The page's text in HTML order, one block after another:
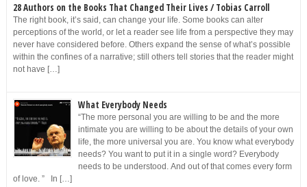
28 Authors on the Books That Changed Their Lives / Tobias Carroll
The right book, it’s said, can change your life. Some books can alter
perceptions of the world, or let a reader see life from a perspective they may
never have considered before. Others expand the sense of what’s possible
within the confines of a narrative; still others tell stories that the reader might
not have […]
What Everybody Needs
“The more personal you are willing to be and the more
intimate you are willing to be about the details of your own
life, the more universal you are. You know what everybody
needs? You want to put it in a single word? Everybody
needs to be understood. And out of that comes every form
of love. ” In […]